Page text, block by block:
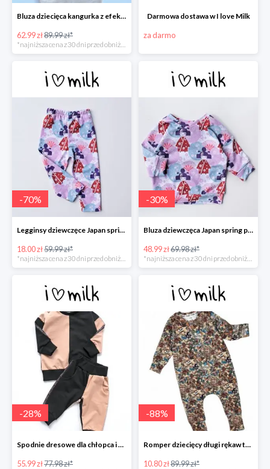
Bluza dziecięca kangurka z efektem sprania -30%
62.99 zł89.99 zł*
*najniższa cena z 30 dni przed obniżką
Darmowa dostawa w I love Milk
za darmo
-70%
Legginsy dziewczęce Japan spring print -70%
18.00 zł59.99 zł*
*najniższa cena z 30 dni przed obniżką
-30%
Bluza dziewczęca Japan spring print -30%
48.99 zł69.98 zł*
*najniższa cena z 30 dni przed obniżką
-28%
Spodnie dresowe dla chłopca i dziewczynki -30%
55.99 zł77.98 zł*
-88%
Romper dziecięcy długi rękaw tatoo print -88%
10.80 zł89.99 zł*